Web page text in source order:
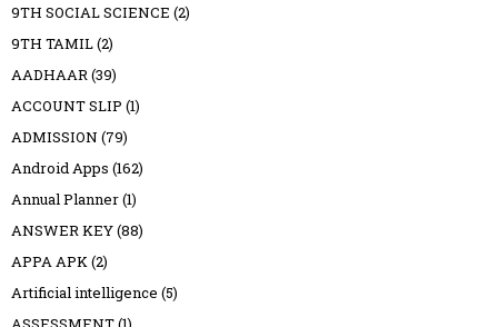
9TH SOCIAL SCIENCE (2)
9TH TAMIL(2)
AADHAAR(39)
ACCOUNT SLIP (1)
ADMISSION (79)
Android Apps (162)
Annual Planner(1)
ANSWER KEY(88)
APPA APK(2)
Artificial intelligence (5)